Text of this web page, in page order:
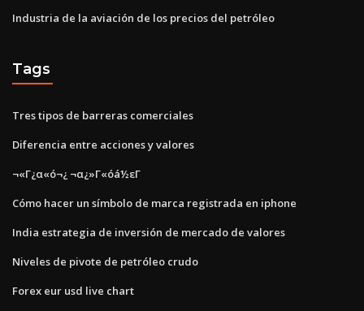
Industria de la aviación de los precios del petróleo
Tags
Tres tipos de barreras comerciales
Diferencia entre acciones y valores
¬«Γ¿α«ó¬¿ ¬α¿»Γ«óá½εΓ
Cómo hacer un símbolo de marca registrada en iphone
India estrategia de inversión de mercado de valores
Niveles de pivote de petróleo crudo
Forex eur usd live chart